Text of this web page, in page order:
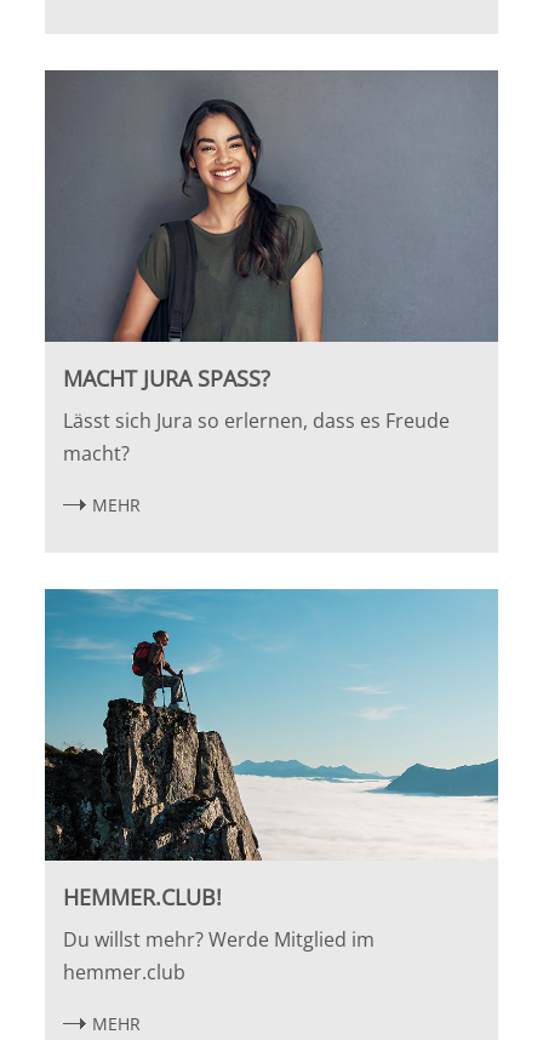
MACHT JURA SPASS?
Lässt sich Jura so erlernen, dass es Freude
macht?
MEHR
HEMMER.CLUB!
Du willst mehr? Werde Mitglied im
hemmer.club
MEHR